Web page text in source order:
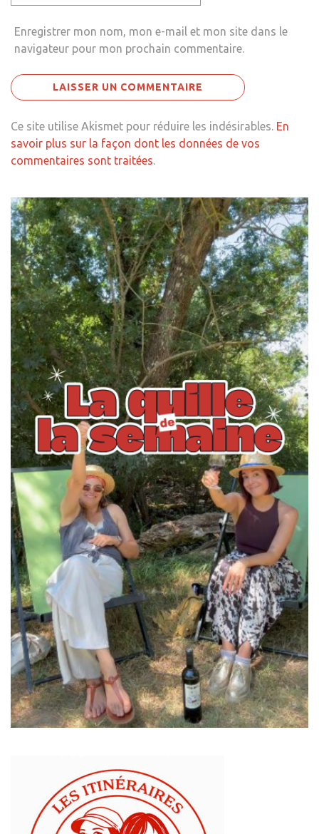
Enregistrer mon nom, mon e-mail et mon site dans le
navigateur pour mon prochain commentaire.
Ce site utilise Akismet pour réduire les indésirables. En
savoir plus sur la façon dont les données de vos
commentaires sont traitées.